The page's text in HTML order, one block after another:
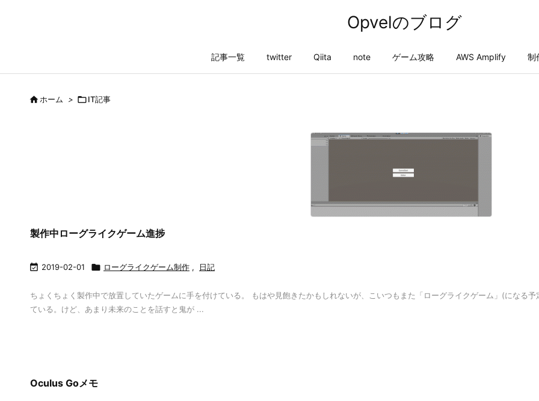
Opvelのブログ
記事一覧 twitter Qiita note ゲーム攻略 AWS Amplify 制
ホーム > IT記事
製作中ローグライクゲーム進捗
 2019-02-01  ローグライクゲーム制作 , 日記
ちょくちょく製作中で放置していたゲームに手を付けている。 もはや見飽きたかもしれないが、こいつもまた「ローグライクゲーム」(になる
ている。けど、あまり未来のことを話すと鬼が ...
Oculus Goメモ